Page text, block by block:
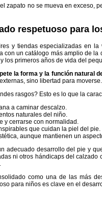
zapato no se mueva en exceso,
respetuoso para
y tiendas especializadas en
con un catálogo más amplio de
los primeros años de vida del
la forma y la función natural
sino libertad para moverse.
rasgos? Esto es lo que la
a caminar descalzo.
naturales del niño.
y cerrarse con normalidad.
que cuidan la piel del pie.
aunque mantienen un
adecuado desarrollo del pie y
ni otros hándicaps del
como una de las más
para niños es clave en el